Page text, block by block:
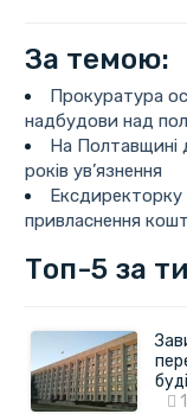
За темою:
Прокуратура
надбудови над
На Полтавщині
років ув’язнення
Ексдиректорку
привласнення
Топ-5 за